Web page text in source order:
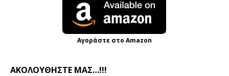
Αγοράστε στο Amazon
ΑΚΟΛΟΥΘΗΣΤΕ ΜΑΣ…!!!